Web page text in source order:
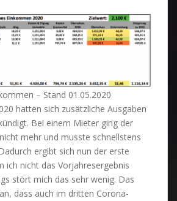
– Stand 01.05.2020
hatten sich zusätzliche Ausgaben
Bei einem Mieter ging der
mehr und musste schnellstens
ergibt sich nun der erste
ich nicht das Vorjahresergebnis
stört mich das sehr wenig. Das
dass auch im dritten Corona-